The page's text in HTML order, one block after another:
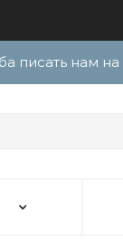
писать нам на